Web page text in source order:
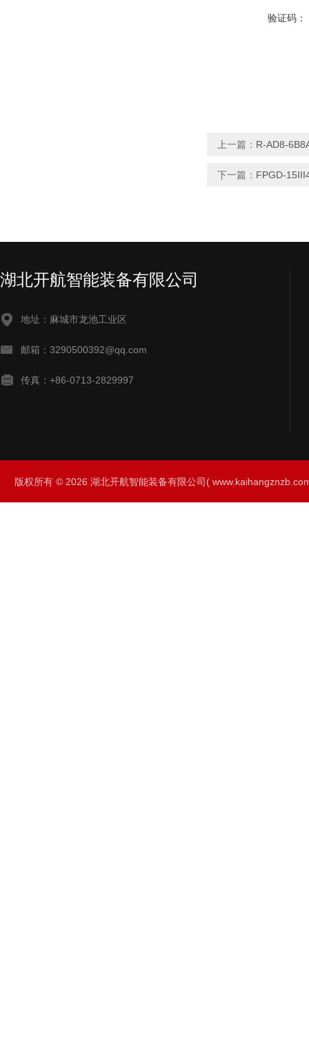
验证码：
上一篇： R-AD8-
下一篇： FPGD-
湖北开航智能装备有限公司
地址：麻城市龙池工业区
邮箱：3290500392@qq.com
传真：+86-0713-2829997
版权所有 © 2026 湖北开航智能装备有限公司(